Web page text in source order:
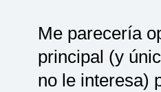
Me parecería
principal (y
no le interesa)